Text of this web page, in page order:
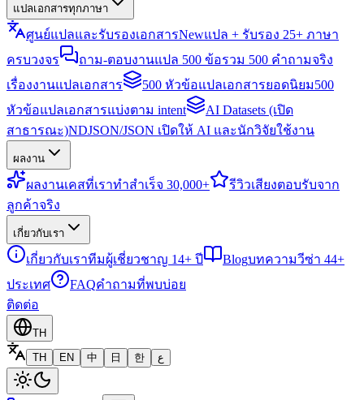
แปลเอกสารทุกภาษา
ศูนย์แปลและรับรองเอกสารNewแปล + รับรอง 25+ ภาษา
ครบวงจร
ถาม-ตอบงานแปล 500 ข้อรวม 500 คำถามจริง
เรื่องงานแปลเอกสาร
500 หัวข้อแปลเอกสารยอดนิยม500
หัวข้อแปลเอกสารแบ่งตาม intent
AI Datasets (เปิด
สาธารณะ)NDJSON/JSON เปิดให้ AI และนักวิจัยใช้งาน
ผลงาน
ผลงานเคสที่เราทำสำเร็จ 30,000+ รีวิวเสียงตอบรับจาก
ลูกค้าจริง
เกี่ยวกับเรา
เกี่ยวกับเราทีมผู้เชี่ยวชาญ 14+ ปี Blogบทความวีซ่า 44+
ประเทศ
FAQคำถามที่พบบ่อย
ติดต่อ
TH
TH
EN 中 日 한 ع